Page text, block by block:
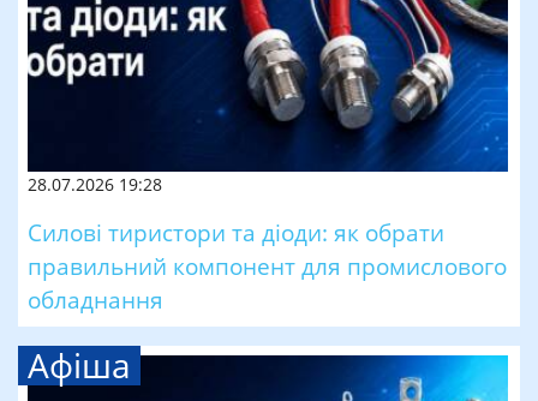
28.07.2026 19:28
Силові тиристори та діоди: як обрати
правильний компонент для промислового
обладнання
Афіша